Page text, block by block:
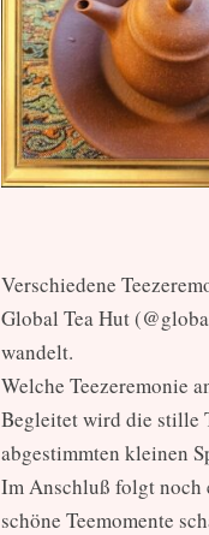
Verschiedene
Global Tea Hut
wandelt.
Welche Teezeremonie
Begleitet wird die stille
abgestimmten kleinen
Im Anschluß folgt noch
schöne Teemomente